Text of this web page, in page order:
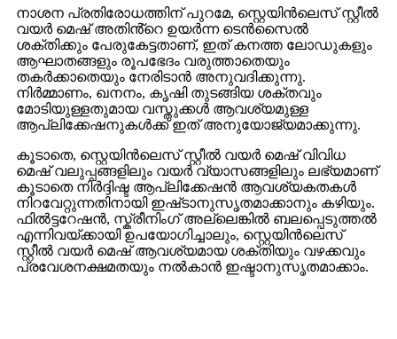
നാശന പ്രതിരോധത്തിന് പുറമേ, സ്റ്റെയിൻലെസ് സ്റ്റീൽ
വയർ മെഷ് അതിൻ്റെ ഉയർന്ന ടെൻസൈൽ
ശക്തിക്കും പേരുകേട്ടതാണ്, ഇത് കനത്ത ലോഡുകളും
ആഘാതങ്ങളും രൂപഭേദം വരുത്താതെയും
തകർക്കാതെയും നേരിടാൻ അനുവദിക്കുന്നു.
നിർമ്മാണം, ഖനനം, കൃഷി തുടങ്ങിയ ശക്തവും
മോടിയുള്ളതുമായ വസ്തുക്കൾ ആവശ്യമുള്ള
ആപ്ലിക്കേഷനുകൾക്ക് ഇത് അനുയോജ്യമാക്കുന്നു.
കൂടാതെ, സ്റ്റെയിൻലെസ് സ്റ്റീൽ വയർ മെഷ് വിവിധ
മെഷ് വലുപ്പങ്ങളിലും വയർ വ്യാസങ്ങളിലും ലഭ്യമാണ്
കൂടാതെ നിർദ്ദിഷ്ട ആപ്ലിക്കേഷൻ ആവശ്യകതകൾ
നിറവേറ്റുന്നതിനായി ഇഷ്‌ടാനുസൃതമാക്കാനും കഴിയും.
ഫിൽട്ടറേഷൻ, സ്ക്രീനിംഗ് അല്ലെങ്കിൽ ബലപ്പെടുത്തൽ
എന്നിവയ്ക്കായി ഉപയോഗിച്ചാലും, സ്റ്റെയിൻലെസ്
സ്റ്റീൽ വയർ മെഷ് ആവശ്യമായ ശക്തിയും വഴക്കവും
പ്രവേശനക്ഷമതയും നൽകാൻ ഇഷ്ടാനുസൃതമാക്കാം.